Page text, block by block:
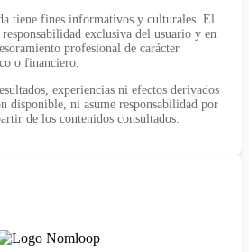
tiene fines informativos y culturales. El
exclusiva del usuario y en
profesional de carácter
o financiero.
experiencias ni efectos derivados
disponible, ni asume responsabilidad por
de los contenidos consultados.